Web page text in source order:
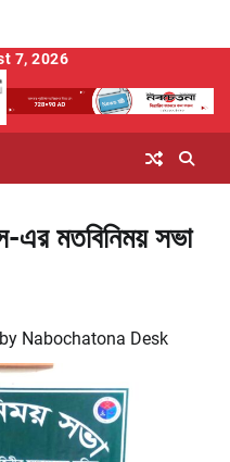
7, 2026
মতবিনিময় সভা
by Nabochatona Desk